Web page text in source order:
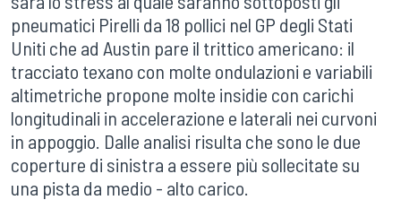
pneumatici Pirelli da 18 pollici nel GP degli Stati
Uniti che ad Austin pare il trittico americano: il
tracciato texano con molte ondulazioni e variabili
altimetriche propone molte insidie con carichi
longitudinali in accelerazione e laterali nei curvoni
in appoggio. Dalle analisi risulta che sono le due
coperture di sinistra a essere più sollecitate su
una pista da medio - alto carico.